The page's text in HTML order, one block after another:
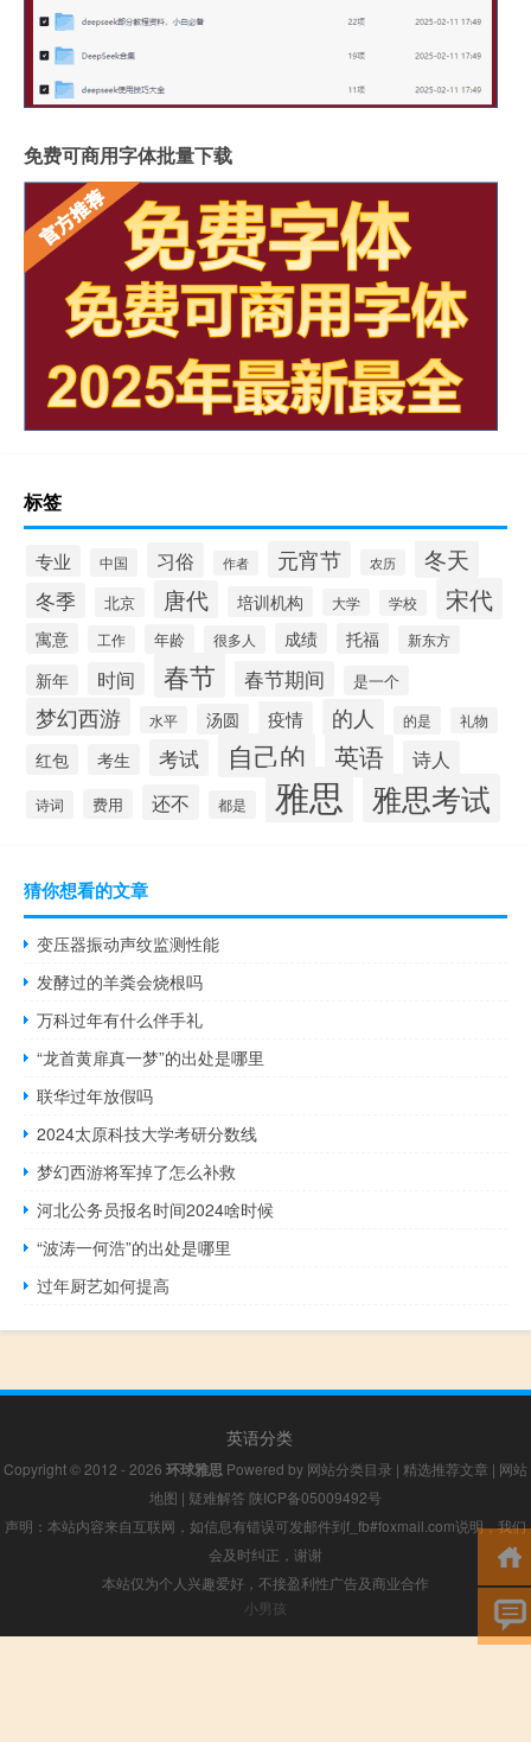
免费可商用字体批量下载
标签
专业 中国 习俗 作者 元宵节 农历 冬天
冬季 北京 唐代 培训机构 大学 学校 宋代
寓意 工作 年龄 很多人 成绩 托福 新东方
新年 时间 春节 春节期间 是一个
梦幻西游 水平 汤圆 疫情 的人 的是 礼物
红包 考生 考试 自己的 英语 诗人
诗词 费用 还不 都是 雅思 雅思考试
猜你想看的文章
变压器振动声纹监测性能
发酵过的羊粪会烧根吗
万科过年有什么伴手礼
“龙首黄扉真一梦”的出处是哪里
联华过年放假吗
2024太原科技大学考研分数线
梦幻西游将军掉了怎么补救
河北公务员报名时间2024啥时候
“波涛一何浩”的出处是哪里
过年厨艺如何提高
英语分类
Copyright © 2012 - 2026 环球雅思 Powered by 网站分类目录 | 精选推荐文章 | 网站
地图 | 疑难解答 陕ICP备05009492号
声明：本站内容来自互联网，如信息有错误可发邮件到f_fb#foxmail.com说明，我们
会及时纠正，谢谢
本站仅为个人兴趣爱好，不接盈利性广告及商业合作
小男孩